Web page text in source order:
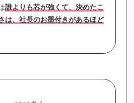
誰よりも芯が強くて、決めたこ
は、社長のお墨付きがあるほど